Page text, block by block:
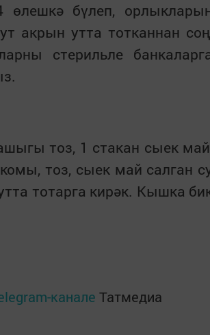
бүлеп,
акрын утта тотканнан
стерильле
тоз, 1 стакан сыек
тоз, сыек май салган
тотарга кирәк. Кышка
канале Татмедиа